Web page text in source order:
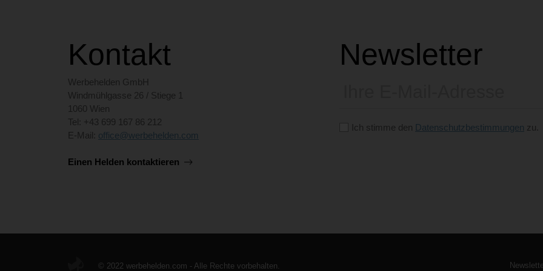
Kontakt
Werbehelden GmbH
Windmühlgasse 26 / Stiege 1
1060 Wien
Tel: +43 699 167 86 212
E-Mail: office@werbehelden.com
Einen Helden kontaktieren
Newsletter
Ich stimme den Datenschutzbestimmungen zu.
© 2022 werbehelden.com - Alle Rechte vorbehalten.